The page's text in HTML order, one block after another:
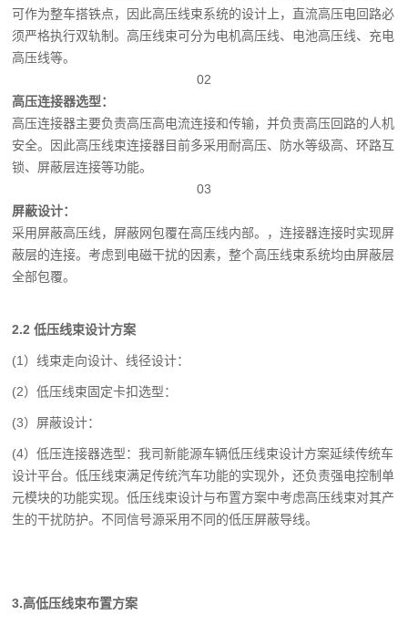
可作为整车搭铁点，因此高压线束系统的设计上，直流高压电回路必
须严格执行双轨制。高压线束可分为电机高压线、电池高压线、充电
高压线等。
02
高压连接器选型：
高压连接器主要负责高压高电流连接和传输，并负责高压回路的人机
安全。因此高压线束连接器目前多采用耐高压、防水等级高、环路互
锁、屏蔽层连接等功能。
03
屏蔽设计：
采用屏蔽高压线，屏蔽网包覆在高压线内部。，连接器连接时实现屏
蔽层的连接。考虑到电磁干扰的因素，整个高压线束系统均由屏蔽层
全部包覆。
2.2 低压线束设计方案
(1）线束走向设计、线径设计：
(2）低压线束固定卡扣选型：
(3）屏蔽设计：
(4）低压连接器选型：我司新能源车辆低压线束设计方案延续传统车
设计平台。低压线束满足传统汽车功能的实现外，还负责强电控制单
元模块的功能实现。低压线束设计与布置方案中考虑高压线束对其产
生的干扰防护。不同信号源采用不同的低压屏蔽导线。
3.高低压线束布置方案